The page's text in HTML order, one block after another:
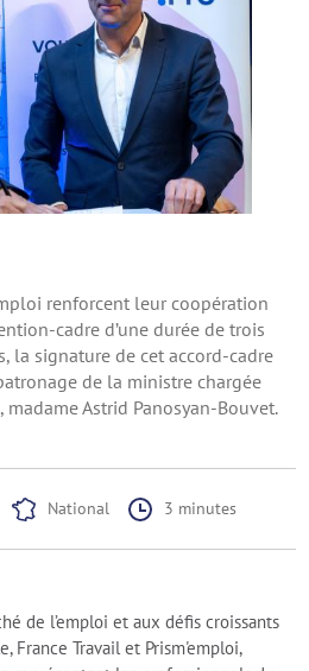
renforcent leur coopération
cadre d’une durée de trois
la signature de cet accord-cadre
de la ministre chargée
Astrid Panosyan-Bouvet.
National 3 minutes
de l’emploi et aux défis croissants
France Travail et Prism'emploi,